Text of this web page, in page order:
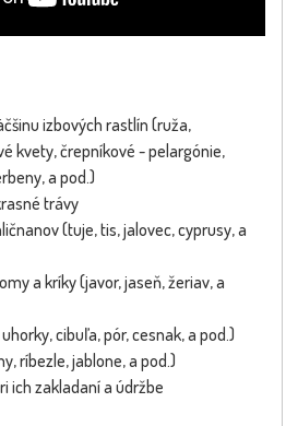
izbových rastlín (ruža,
kvety, črepníkové - pelargónie,
a pod.)
trávy
(tuje, tis, jalovec, cyprusy, a
a kríky (javor, jaseň, žeriav, a
cibuľa, pór, cesnak, a pod.)
ríbezle, jablone, a pod.)
ich zakladaní a údržbe